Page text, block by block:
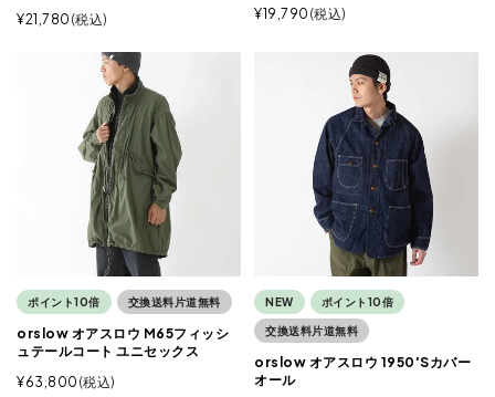
¥21,780 税込
¥19,790 税込
ポイント10倍 交換送料片道無料
orslow オアスロウ M65フィッシ
ュテールコート ユニセックス
¥63,800 税込
NEW ポイント10倍
交換送料片道無料
orslow オアスロウ 1950'Sカバー
オール